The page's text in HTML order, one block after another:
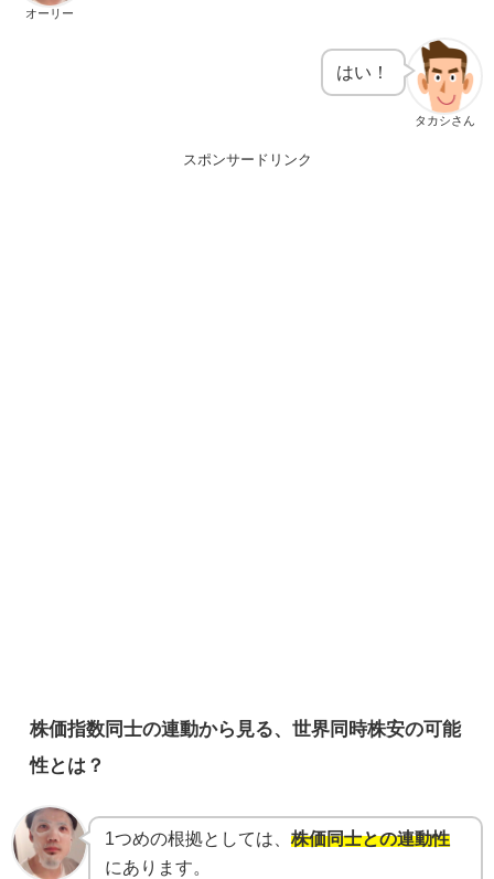
オーリー
タカシさん
はい！
スポンサードリンク
株価指数同士の連動から見る、世界同時株安の可能
性とは？
1つめの根拠としては、 株価同士との連動性
にあります。